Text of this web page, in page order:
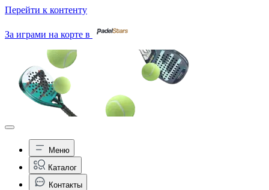
Перейти к контенту
За играми на корте в
Меню
Каталог
Контакты